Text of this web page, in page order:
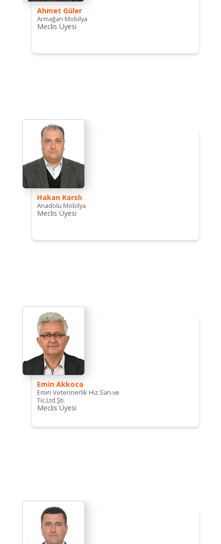
Ahmet Güler
Armağan Mobilya
Meclis Üyesi
Hakan Karslı
Anadolu Mobilya
Meclis Üyesi
Emin Akkoca
Emin Veterinerlik Hiz.San.ve
Tic.Ltd.Şti.
Meclis Üyesi